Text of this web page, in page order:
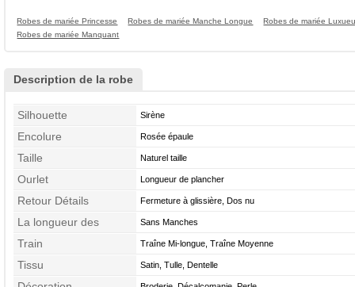
Robes de mariée Princesse Robes de mariée Manche Longue
Robes de mariée
Robes de mariée Manquant
Description de la robe
Silhouette Sirène
Encolure Rosée épaule
Taille Naturel taille
Ourlet Longueur de plancher
Retour Détails Fermeture à glissière, Dos nu
La longueur des
manches
Sans Manches
Train Traîne Mi-longue, Traîne Moyenne
Tissu Satin, Tulle, Dentelle